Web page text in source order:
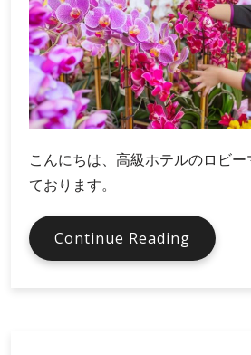
こんにちは、高級ホテルのロビ
ております。
Continue Reading
級